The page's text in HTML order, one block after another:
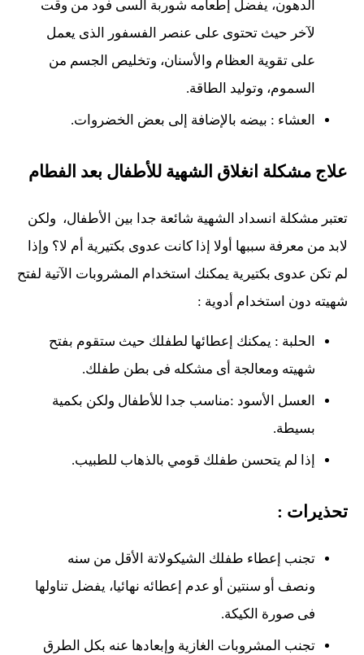
الدهون، يفضل إطعامه شوربة السى فود من وقت
لآخر حيث تحتوى على عنصر الفسفور الذى يعمل
على تقوية العظام والأسنان، وتخليص الجسم من
السموم، وتوليد الطاقة.
العشاء : بيضه بالإضافة إلى بعض الخضروات.
علاج مشكلة انغلاق الشهية للأطفال بعد الفطام
تعتبر مشكلة انسداد الشهية شائعة جدا بين الأطفال، ولكن
لابد من معرفة سببها أولا إذا كانت عدوى بكتيرية أم لا؟ وإذا
لم تكن عدوى بكتيرية يمكنك استخدام المشروبات الآتية لفتح
شهيته دون استخدام أدوية :
الحلبة : يمكنك إعطائها لطفلك حيث ستقوم بفتح
شهيته ومعالجة أى مشكله فى بطن طفلك.
العسل الأسود :مناسب جدا للأطفال ولكن بكمية
بسيطة.
إذا لم يتحسن طفلك قومي بالذهاب للطبيب.
تحذيرات :
تجنب إعطاء طفلك الشيكولاتة الأقل من سنه
ونصف أو سنتين أو عدم إعطائه نهائيا، يفضل تناولها
فى صورة الكيكة.
تجنب المشروبات الغازية وإبعادها عنه بكل الطرق